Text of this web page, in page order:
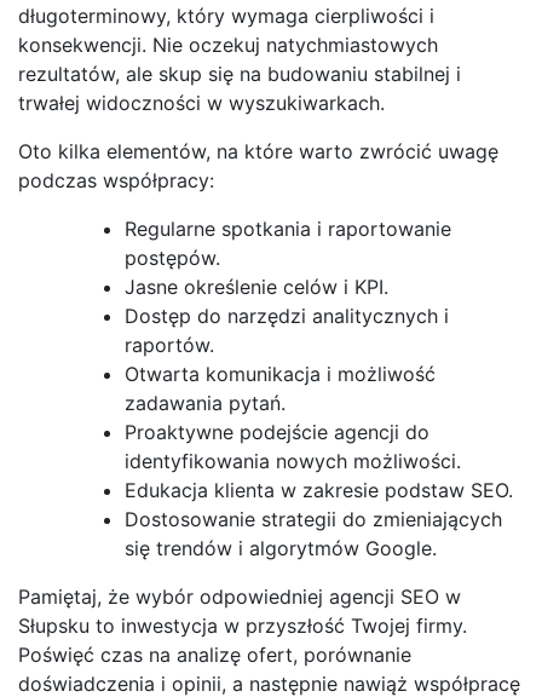
długoterminowy, który wymaga cierpliwości i
konsekwencji. Nie oczekuj natychmiastowych
rezultatów, ale skup się na budowaniu stabilnej i
trwałej widoczności w wyszukiwarkach.
Oto kilka elementów, na które warto zwrócić uwagę
podczas współpracy:
Regularne spotkania i raportowanie
postępów.
Jasne określenie celów i KPI.
Dostęp do narzędzi analitycznych i
raportów.
Otwarta komunikacja i możliwość
zadawania pytań.
Proaktywne podejście agencji do
identyfikowania nowych możliwości.
Edukacja klienta w zakresie podstaw SEO.
Dostosowanie strategii do zmieniających
się trendów i algorytmów Google.
Pamiętaj, że wybór odpowiedniej agencji SEO w
Słupsku to inwestycja w przyszłość Twojej firmy.
Poświęć czas na analizę ofert, porównanie
doświadczenia i opinii, a następnie nawiąż współpracę